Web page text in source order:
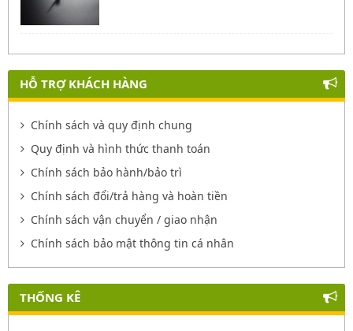
HỖ TRỢ KHÁCH HÀNG
Chính sách và quy định chung
Quy định và hình thức thanh toán
Chính sách bảo hành/bảo trì
Chính sách đổi/trả hàng và hoàn tiền
Chính sách vận chuyển / giao nhận
Chính sách bảo mật thông tin cá nhân
THỐNG KÊ